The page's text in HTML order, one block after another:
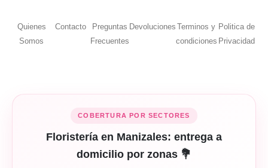
Quienes
Somos
Contacto
Preguntas
Frecuentes
Devoluciones Terminos y
condiciones
Politica de
Privacidad
COBERTURA POR SECTORES
Floristería en Manizales: entrega a
domicilio por zonas 💐